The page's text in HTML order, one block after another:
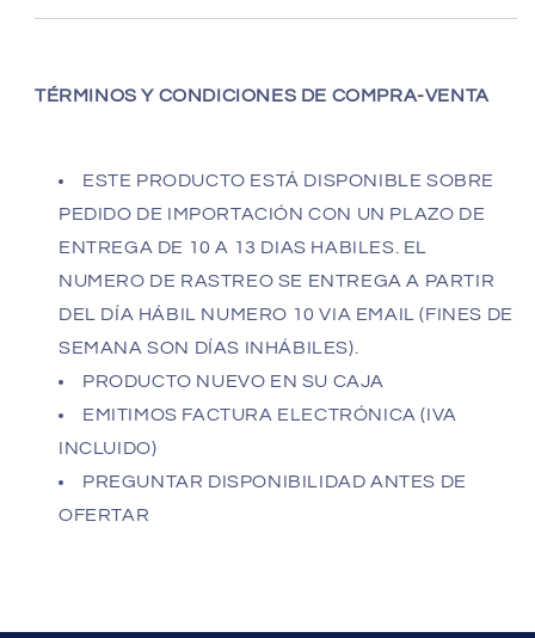
TÉRMINOS Y CONDICIONES DE COMPRA-VENTA
ESTE PRODUCTO ESTÁ DISPONIBLE SOBRE
PEDIDO DE IMPORTACIÓN CON UN PLAZO DE
ENTREGA DE 10 A 13 DIAS HABILES. EL
NUMERO DE RASTREO SE ENTREGA A PARTIR
DEL DÍA HÁBIL NUMERO 10 VIA EMAIL (FINES DE
SEMANA SON DÍAS INHÁBILES).
PRODUCTO NUEVO EN SU CAJA
EMITIMOS FACTURA ELECTRÓNICA (IVA
INCLUIDO)
PREGUNTAR DISPONIBILIDAD ANTES DE
OFERTAR